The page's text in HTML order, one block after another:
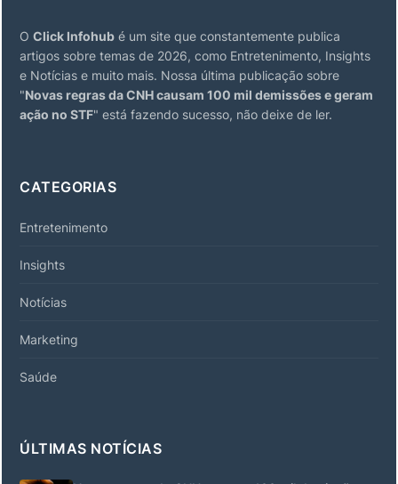
O Click Infohub é um site que constantemente publica
artigos sobre temas de 2026, como Entretenimento, Insights
e Notícias e muito mais. Nossa última publicação sobre
"Novas regras da CNH causam 100 mil demissões e geram
ação no STF" está fazendo sucesso, não deixe de ler.
CATEGORIAS
Entretenimento
Insights
Notícias
Marketing
Saúde
ÚLTIMAS NOTÍCIAS